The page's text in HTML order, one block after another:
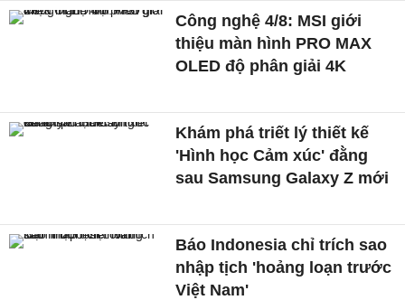
Công nghệ 4/8: MSI giới
thiệu màn hình PRO MAX
OLED độ phân giải 4K
Khám phá triết lý thiết kế
'Hình học Cảm xúc' đằng
sau Samsung Galaxy Z mới
Báo Indonesia chỉ trích sao
nhập tịch 'hoảng loạn trước
Việt Nam'